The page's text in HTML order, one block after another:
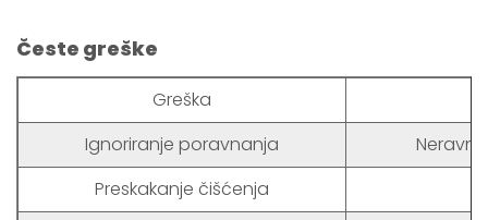
Česte greške
Greška
Ignoriranje poravnanja
Preskakanje čišćenja